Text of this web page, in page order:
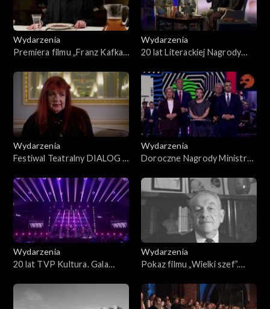
Wydarzenia
Premiera filmu „Franz Kafka”.
Wydarzenia
20 lat Literackiej Nagrody
Wydarzenia
Festiwal Teatralny DIALOG –
jest
Wydarzenia
Doroczne Nagrody Ministra
Narodowego 2025
Wydarzenia
20 lat TVP Kultura. Gala
Wydarzenia
Pokaz filmu „Wielki szef”.